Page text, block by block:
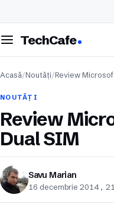
meniul
TechCafe
Acasă/Noutăți/Review
NOUTĂȚI
Review
Dual SIM
Savu Marian
16 decembrie 2014,